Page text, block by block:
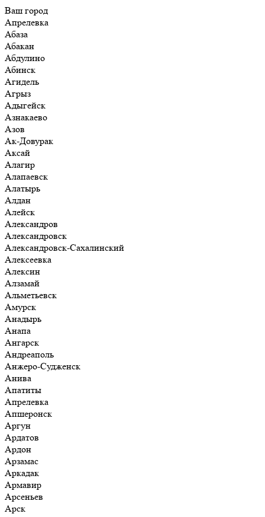
Ваш город
Апрелевка
Абаза
Абакан
Абдулино
Абинск
Агидель
Агрыз
Адыгейск
Азнакаево
Азов
Ак-Довурак
Аксай
Алагир
Алапаевск
Алатырь
Алдан
Алейск
Александров
Александровск
Александровск-Сахалинский
Алексеевка
Алексин
Алзамай
Альметьевск
Амурск
Анадырь
Анапа
Ангарск
Андреаполь
Анжеро-Судженск
Анива
Апатиты
Апрелевка
Апшеронск
Аргун
Ардатов
Ардон
Арзамас
Аркадак
Армавир
Арсеньев
Арск